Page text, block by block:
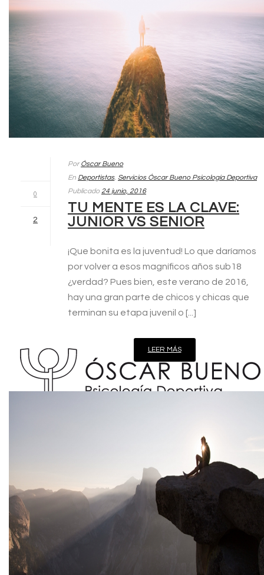
0
2
Por Óscar Bueno
En Deportistas, Servicios Óscar Bueno Psicología Deportiva
Publicado 24 junio, 2016
TU MENTE ES LA CLAVE:
JUNIOR VS SENIOR
¡Que bonita es la juventud! Lo que daríamos
por volver a esos magníficos años sub18
¿verdad? Pues bien, este verano de 2016,
hay una gran parte de chicos y chicas que
terminan su etapa juvenil o [...]
LEER MÁS